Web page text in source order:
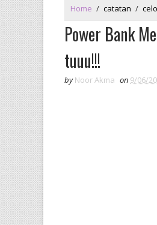
Home / catatan /
Power Bank
tuuu!!!
by Noor Akma on 9/06/